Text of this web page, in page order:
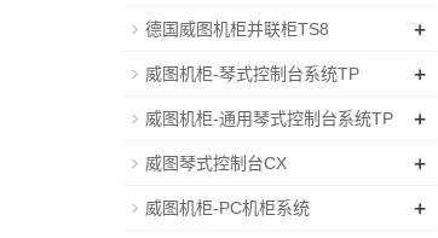
德国威图机柜并联柜TS8 +
威图机柜-琴式控制台系统TP +
威图机柜-通用琴式控制台系统TP +
威图琴式控制台CX +
威图机柜-PC机柜系统 +